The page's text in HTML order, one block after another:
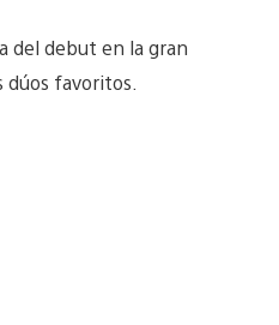
del debut en la gran
favoritos.